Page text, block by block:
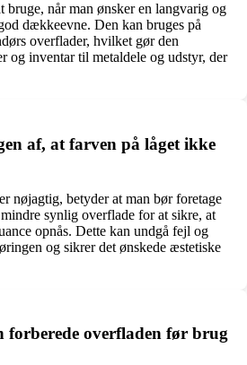
bruge, når man ønsker en langvarig og
dækkeevne. Den kan bruges på
overflader, hvilket gør den
og inventar til metaldele og udstyr, der
af, at farven på låget ikke
nøjagtig, betyder at man bør foretage
synlig overflade for at sikre, at
opnås. Dette kan undgå fejl og
og sikrer det ønskede æstetiske
overfladen før brug